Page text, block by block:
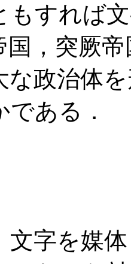
もすれば
国，突厥
な政治体
ある．
字を媒